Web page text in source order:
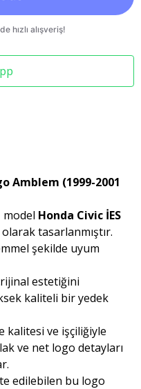
Amblem (1999-2001
model Honda Civic İES
tasarlanmıştır.
şekilde uyum
estetiğini
kaliteli bir yedek
kalitesi ve işçiliğiyle
ve net logo detayları
edilebilen bu logo